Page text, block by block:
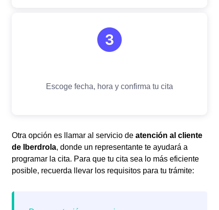
Otra opción es llamar al servicio de atención al cliente
de Iberdrola, donde un representante te ayudará a
programar la cita. Para que tu cita sea lo más eficiente
posible, recuerda llevar los requisitos para tu trámite: